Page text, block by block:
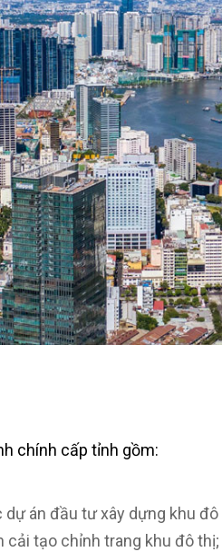
chính cấp tỉnh gồm:
án đầu tư xây dựng khu
cải tạo chỉnh trang khu đô